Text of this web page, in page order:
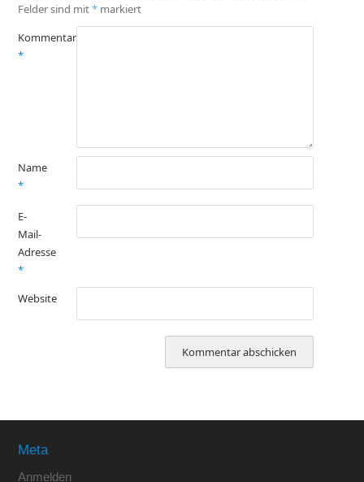
Felder sind mit*markiert
Kommentar
*
Name
*
E-
Mail-
Adresse
*
Website
Meta
Anmelden